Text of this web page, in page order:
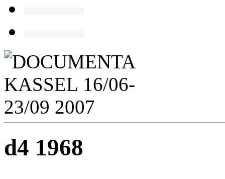
d4 1968